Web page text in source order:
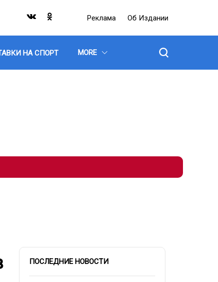
Реклама Об Издании
НА СПОРТ MORE
ПОСЛЕДНИЕ НОВОСТИ